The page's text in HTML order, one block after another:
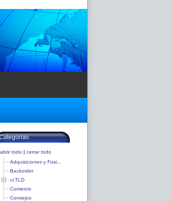
abrir todo | cerrar todo
Adquisiciones y Fusi...
Backorder
ccTLD
Comercio
Consejos